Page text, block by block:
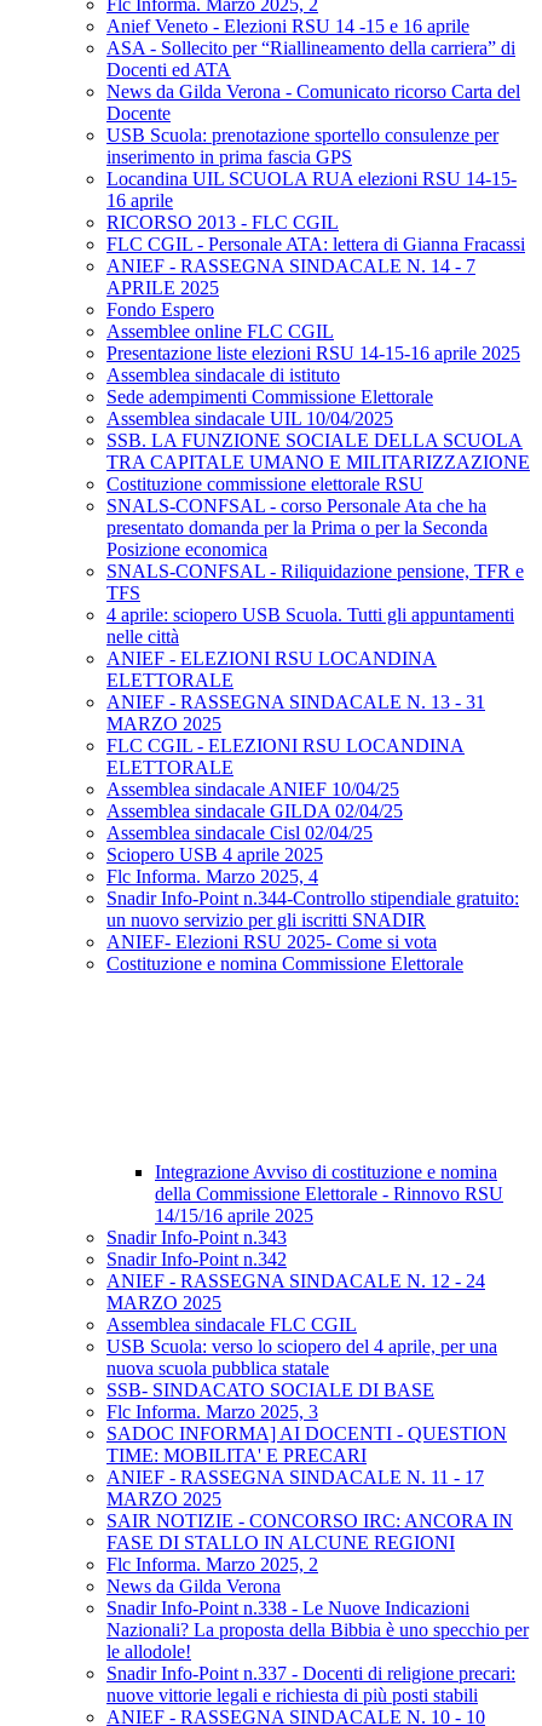
Flc Informa. Marzo 2025, 2
Anief Veneto - Elezioni RSU 14 -15 e 16 aprile
ASA - Sollecito per “Riallineamento della carriera” di
Docenti ed ATA
News da Gilda Verona - Comunicato ricorso Carta del
Docente
USB Scuola: prenotazione sportello consulenze per
inserimento in prima fascia GPS
Locandina UIL SCUOLA RUA elezioni RSU 14-15-
16 aprile
RICORSO 2013 - FLC CGIL
FLC CGIL - Personale ATA: lettera di Gianna Fracassi
ANIEF - RASSEGNA SINDACALE N. 14 - 7
APRILE 2025
Fondo Espero
Assemblee online FLC CGIL
Presentazione liste elezioni RSU 14-15-16 aprile 2025
Assemblea sindacale di istituto
Sede adempimenti Commissione Elettorale
Assemblea sindacale UIL 10/04/2025
SSB. LA FUNZIONE SOCIALE DELLA SCUOLA
TRA CAPITALE UMANO E MILITARIZZAZIONE
Costituzione commissione elettorale RSU
SNALS-CONFSAL - corso Personale Ata che ha
presentato domanda per la Prima o per la Seconda
Posizione economica
SNALS-CONFSAL - Riliquidazione pensione, TFR e
TFS
4 aprile: sciopero USB Scuola. Tutti gli appuntamenti
nelle città
ANIEF - ELEZIONI RSU LOCANDINA
ELETTORALE
ANIEF - RASSEGNA SINDACALE N. 13 - 31
MARZO 2025
FLC CGIL - ELEZIONI RSU LOCANDINA
ELETTORALE
Assemblea sindacale ANIEF 10/04/25
Assemblea sindacale GILDA 02/04/25
Assemblea sindacale Cisl 02/04/25
Sciopero USB 4 aprile 2025
Flc Informa. Marzo 2025, 4
Snadir Info-Point n.344-Controllo stipendiale gratuito:
un nuovo servizio per gli iscritti SNADIR
ANIEF- Elezioni RSU 2025- Come si vota
Costituzione e nomina Commissione Elettorale
Integrazione Avviso di costituzione e nomina
della Commissione Elettorale - Rinnovo RSU
14/15/16 aprile 2025
Snadir Info-Point n.343
Snadir Info-Point n.342
ANIEF - RASSEGNA SINDACALE N. 12 - 24
MARZO 2025
Assemblea sindacale FLC CGIL
USB Scuola: verso lo sciopero del 4 aprile, per una
nuova scuola pubblica statale
SSB- SINDACATO SOCIALE DI BASE
Flc Informa. Marzo 2025, 3
SADOC INFORMA] AI DOCENTI - QUESTION
TIME: MOBILITA' E PRECARI
ANIEF - RASSEGNA SINDACALE N. 11 - 17
MARZO 2025
SAIR NOTIZIE - CONCORSO IRC: ANCORA IN
FASE DI STALLO IN ALCUNE REGIONI
Flc Informa. Marzo 2025, 2
News da Gilda Verona
Snadir Info-Point n.338 - Le Nuove Indicazioni
Nazionali? La proposta della Bibbia è uno specchio per
le allodole!
Snadir Info-Point n.337 - Docenti di religione precari:
nuove vittorie legali e richiesta di più posti stabili
ANIEF - RASSEGNA SINDACALE N. 10 - 10